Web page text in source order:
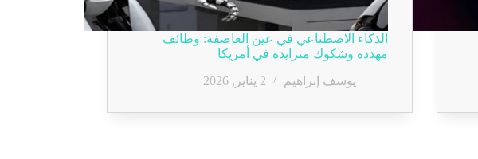
الذكاء الاصطناعي في عين العاصفة: وظائف
مهددة وشكوك متزايدة في أمريكا
يوسف إبراهيم
2 يناير, 2026